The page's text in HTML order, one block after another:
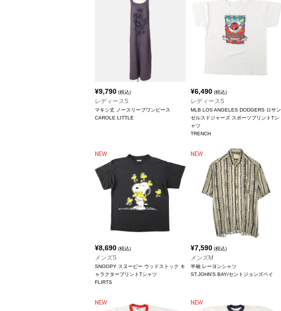
¥9,790 (税込)
レディースS
マキシ丈 ノースリーブワンピース
CAROLE LITTLE
¥6,490 (税込)
レディースS
MLB LOS ANGELES DODGERS ロサン
ゼルスドジャーズ スポーツプリントTシ
ャツ
TRENCH
¥8,690 (税込)
メンズS
SNOOPY スヌーピー ウッドストック キ
ャラクタープリントTシャツ
FLIRTS
¥7,590 (税込)
メンズM
半袖 レーヨンシャツ
ST.JOHN'S BAY/セントジョンズベイ